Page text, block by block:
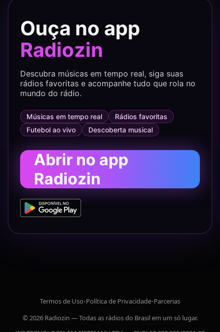
Ouça no app
Radiozin
Descubra músicas em tempo real, siga suas
rádios favoritas e acompanhe tudo que rola no
mundo do rádio.
Músicas em tempo real
Rádios favoritas
Futebol ao vivo
Descoberta musical
Abrir no app
Radiozin
Termos de Uso•Política de Privacidade•Parcerias
© 2026 Radiozin — Todas as rádios do Brasil em um só lugar.